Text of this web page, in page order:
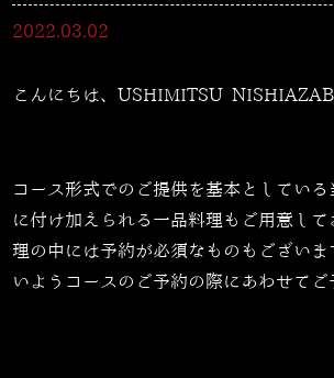
2022.03.02
こんにちは、USHIMITSU
コース形式でのご提供を基本としてい
に付け加えられる一品料理もご用意し
理の中には予約が必須なものもござい
いようコースのご予約の際にあわせてご